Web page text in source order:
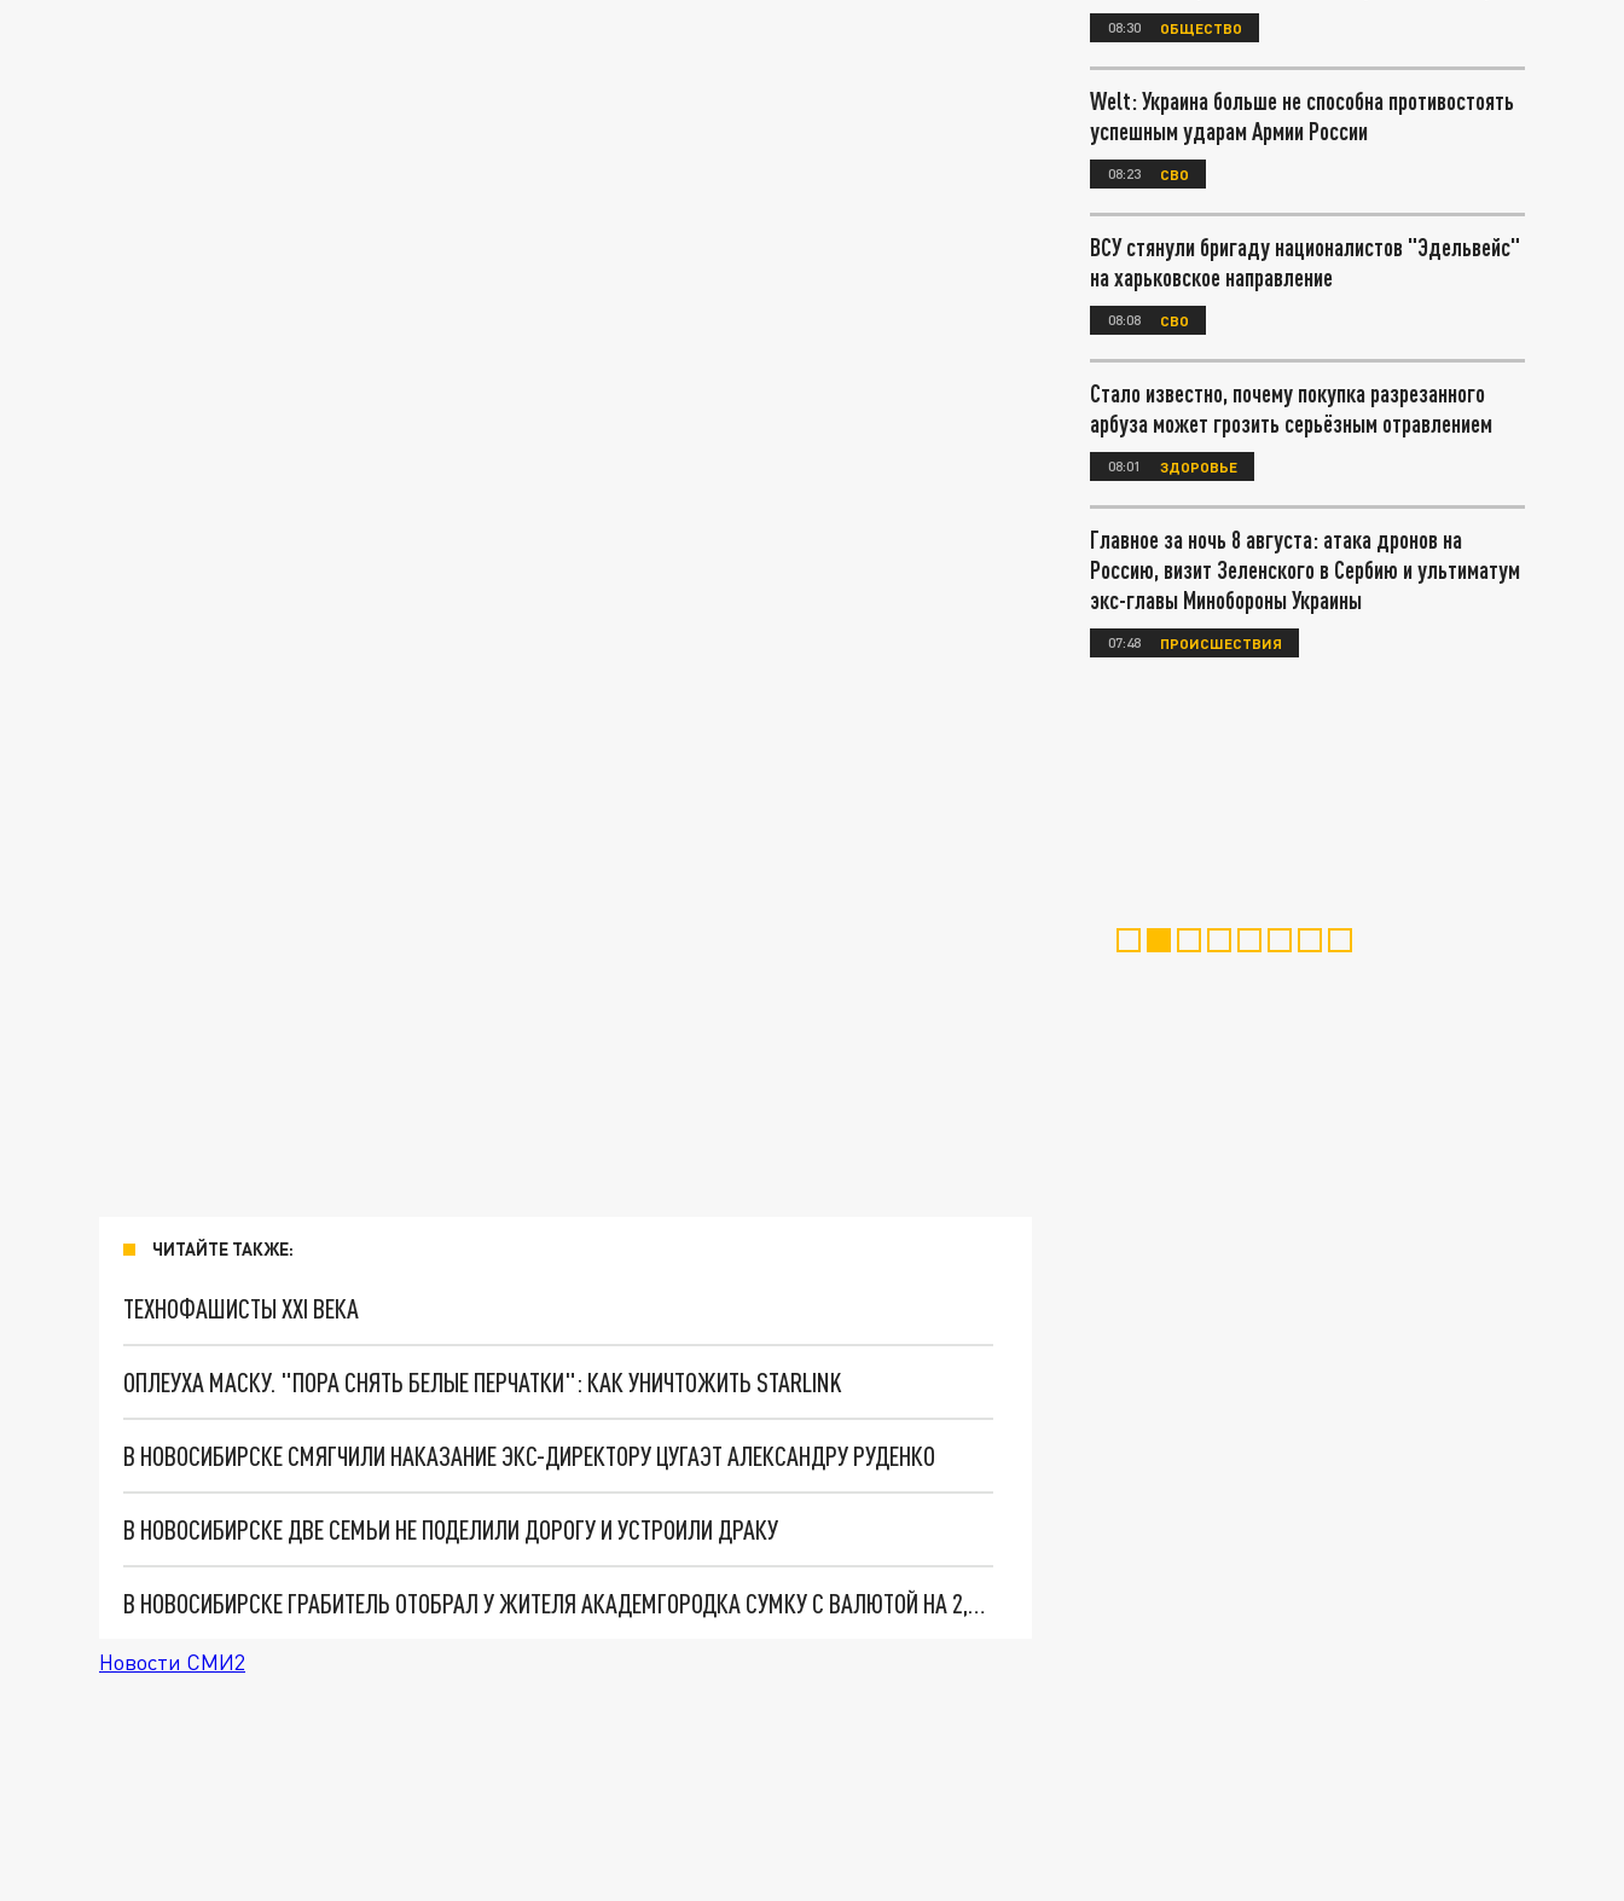
ЧИТАЙТЕ ТАКЖЕ:
ТЕХНОФАШИСТЫ XXI ВЕКА
ОПЛЕУХА МАСКУ. "ПОРА СНЯТЬ БЕЛЫЕ ПЕРЧАТКИ": КАК УНИЧТОЖИТЬ STARLINK
В НОВОСИБИРСКЕ СМЯГЧИЛИ НАКАЗАНИЕ ЭКС-ДИРЕКТОРУ ЦУГАЭТ АЛЕКСАНДРУ РУДЕНКО
В НОВОСИБИРСКЕ ДВЕ СЕМЬИ НЕ ПОДЕЛИЛИ ДОРОГУ И УСТРОИЛИ ДРАКУ
В НОВОСИБИРСКЕ ГРАБИТЕЛЬ ОТОБРАЛ У ЖИТЕЛЯ АКАДЕМГОРОДКА СУМКУ С ВАЛЮТОЙ НА 2,5 МЛН РУБЛЕЙ
Новости СМИ2
08:30 ОБЩЕСТВО
Welt: Украина больше не способна противостоять
успешным ударам Армии России
08:23 СВО
ВСУ стянули бригаду националистов "Эдельвейс"
на харьковское направление
08:08 СВО
Стало известно, почему покупка разрезанного
арбуза может грозить серьёзным отравлением
08:01 ЗДОРОВЬЕ
Главное за ночь 8 августа: атака дронов на
Россию, визит Зеленского в Сербию и ультиматум
экс-главы Минобороны Украины
07:48 ПРОИСШЕСТВИЯ